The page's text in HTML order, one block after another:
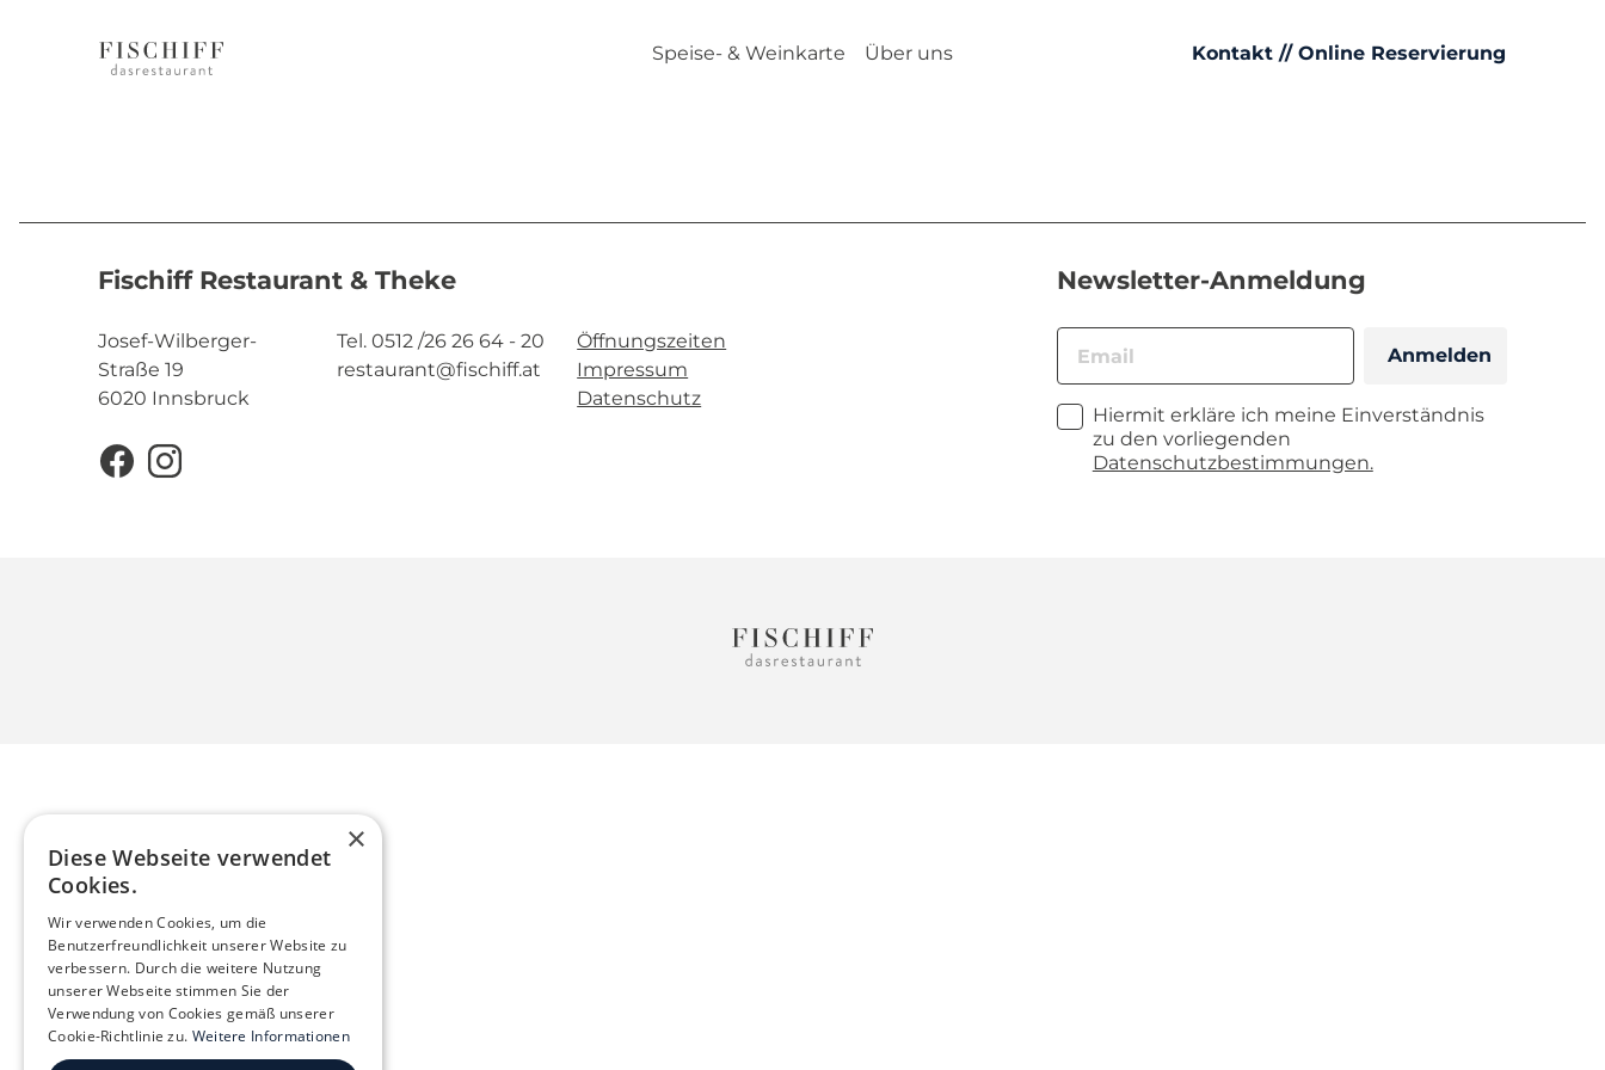
Speise- & Weinkarte Über uns Kontakt // Online Reservierung
Fischiff Restaurant & Theke
Josef-Wilberger-
Straße 19
6020 Innsbruck
Tel. 0512 /26 26 64 - 20
restaurant@fischiff.at
Öffnungszeiten
Impressum
Datenschutz
Newsletter-Anmeldung
Hiermit erkläre ich meine Einverständnis
zu den vorliegenden
Datenschutzbestimmungen.
Anmelden
×
Diese Webseite verwendet
Cookies.
Wir verwenden Cookies, um die
Benutzerfreundlichkeit unserer Website zu
verbessern. Durch die weitere Nutzung
unserer Webseite stimmen Sie der
Verwendung von Cookies gemäß unserer
Cookie-Richtlinie zu. Weitere Informationen